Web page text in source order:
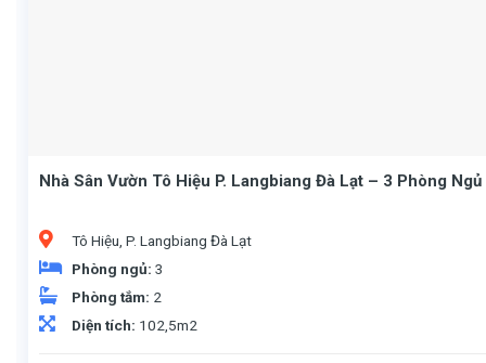
Nhà Sân Vườn Tô Hiệu P. Langbiang Đà Lạt – 3 Phòng
Tô Hiệu, P. Langbiang Đà Lạt
Phòng ngủ: 3
Phòng tắm: 2
Diện tích: 102,5m2